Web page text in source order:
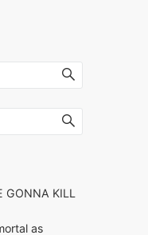
GONNA KILL
as